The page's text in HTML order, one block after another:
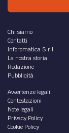
Chi siamo
Contatti
Inforomatica S.r.l.
La nostra storia
Redazione
Pubblicità
Avvertenze legali
Contestazioni
Note legali
Privacy Policy
Cookie Policy